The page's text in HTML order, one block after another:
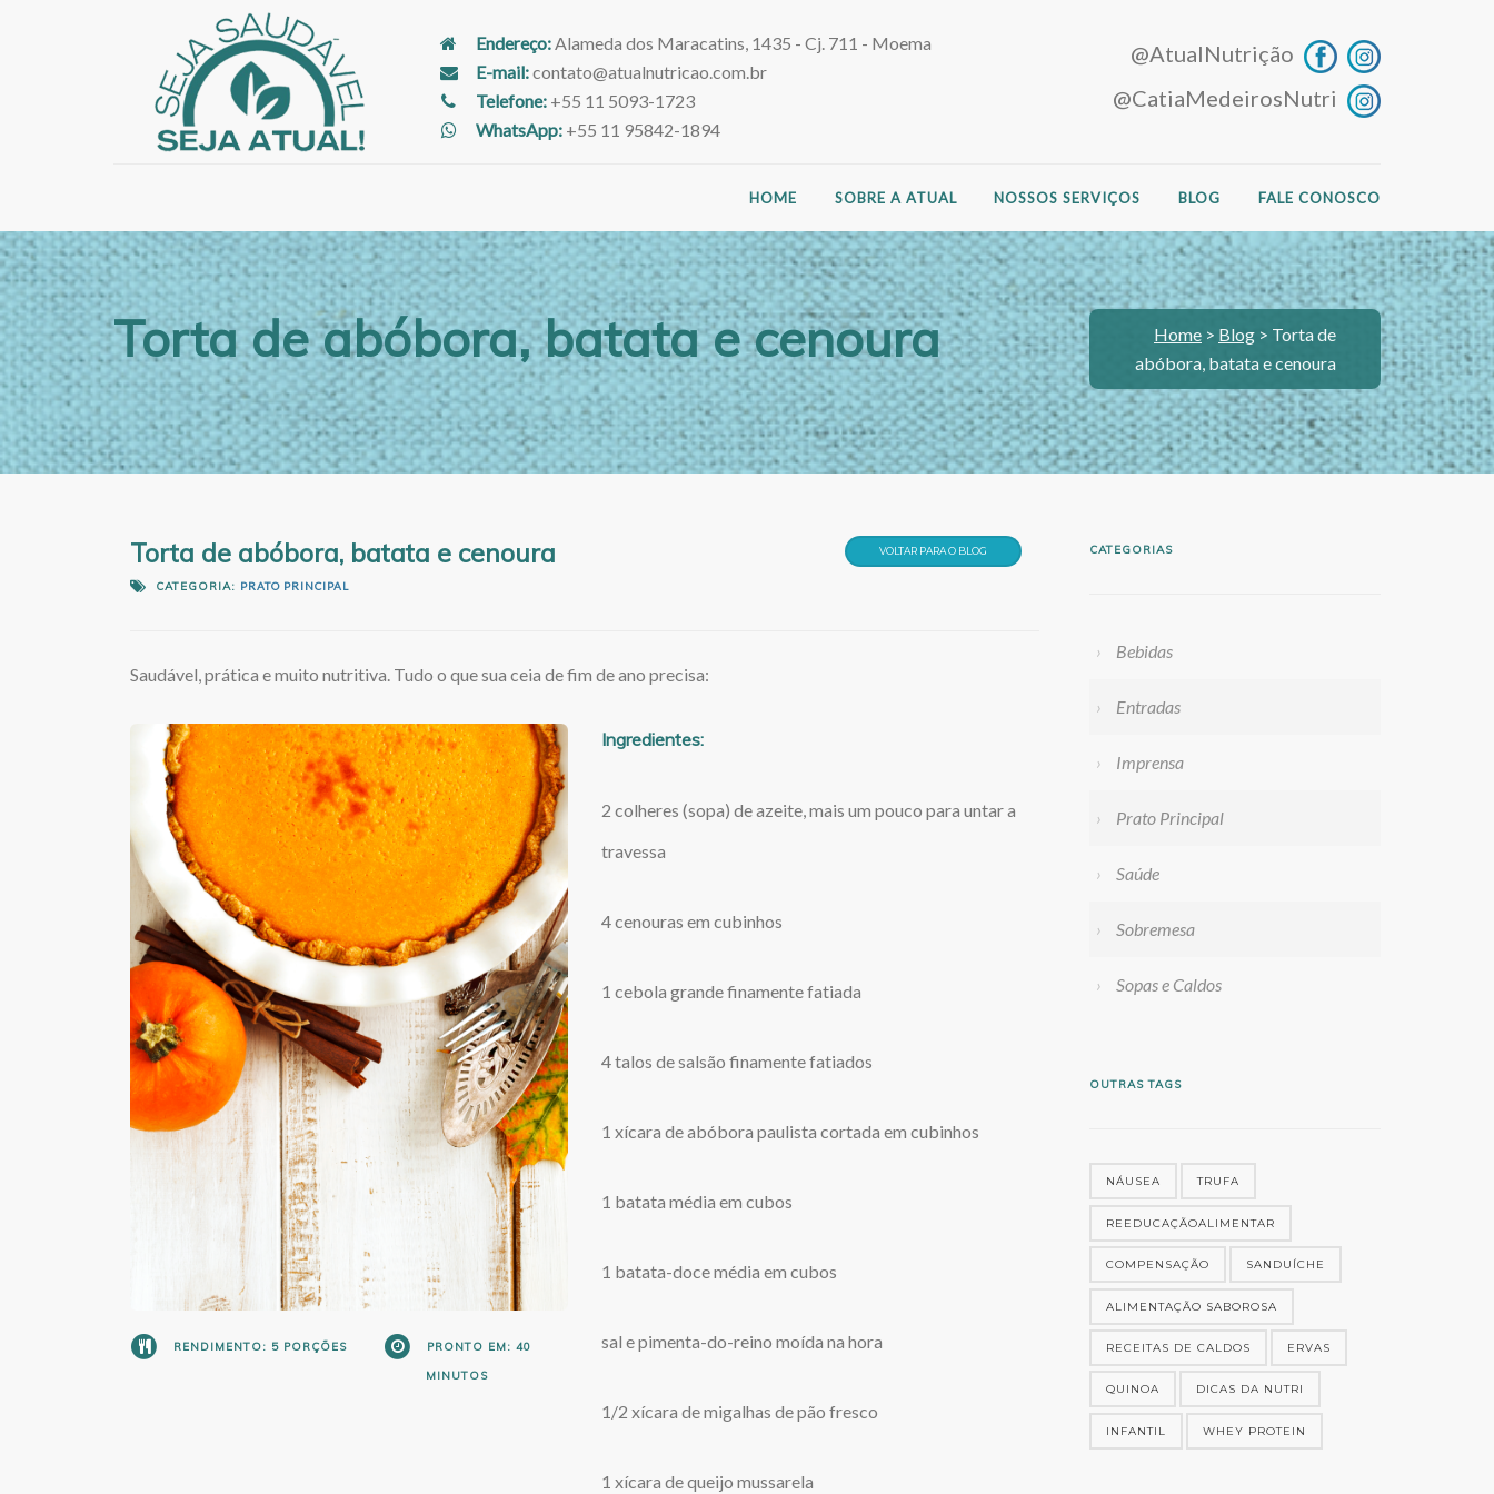
Endereço:Alameda dos Maracatins, 1435 - Cj. 711 - Moema
E-mail:contato@atualnutricao.com.br
Telefone:+55 11 5093-1723
WhatsApp:+55 11 95842-1894
@AtualNutrição
@CatiaMedeirosNutri
HOME SOBRE A ATUAL NOSSOS SERVIÇOS BLOG FALE CONOSCO
Torta de abóbora, batata e cenoura Home > Blog > Torta de
abóbora, batata e cenoura
Torta de abóbora, batata e cenoura
CATEGORIA: PRATO PRINCIPAL
VOLTAR PARA O BLOG
Saudável, prática e muito nutritiva. Tudo o que sua ceia de fim de ano precisa:
RENDIMENTO: 5 PORÇÕES PRONTO EM: 40
MINUTOS
Ingredientes:
2 colheres (sopa) de azeite, mais um pouco para untar a
travessa
4 cenouras em cubinhos
1 cebola grande finamente fatiada
4 talos de salsão finamente fatiados
1 xícara de abóbora paulista cortada em cubinhos
1 batata média em cubos
1 batata-doce média em cubos
sal e pimenta-do-reino moída na hora
1/2 xícara de migalhas de pão fresco
1 xícara de queijo mussarela
CATEGORIAS
Bebidas
Entradas
Imprensa
Prato Principal
Saúde
Sobremesa
Sopas e Caldos
OUTRAS TAGS
NÁUSEA TRUFA
REEDUCAÇÃOALIMENTAR
COMPENSAÇÃO SANDUÍCHE
ALIMENTAÇÃO SABOROSA
RECEITAS DE CALDOS ERVAS
QUINOA DICAS DA NUTRI
INFANTIL WHEY PROTEIN